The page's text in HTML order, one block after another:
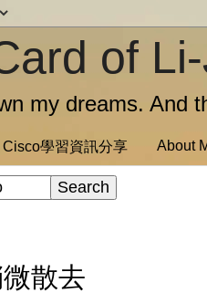
of
my dreams. And
Cisco學習資訊分享 About
散去